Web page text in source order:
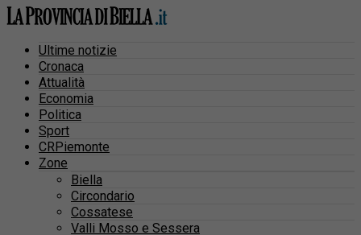
Ultime notizie
Cronaca
Attualità
Economia
Politica
Sport
CRPiemonte
Zone
Biella
Circondario
Cossatese
Valli Mosso e Sessera